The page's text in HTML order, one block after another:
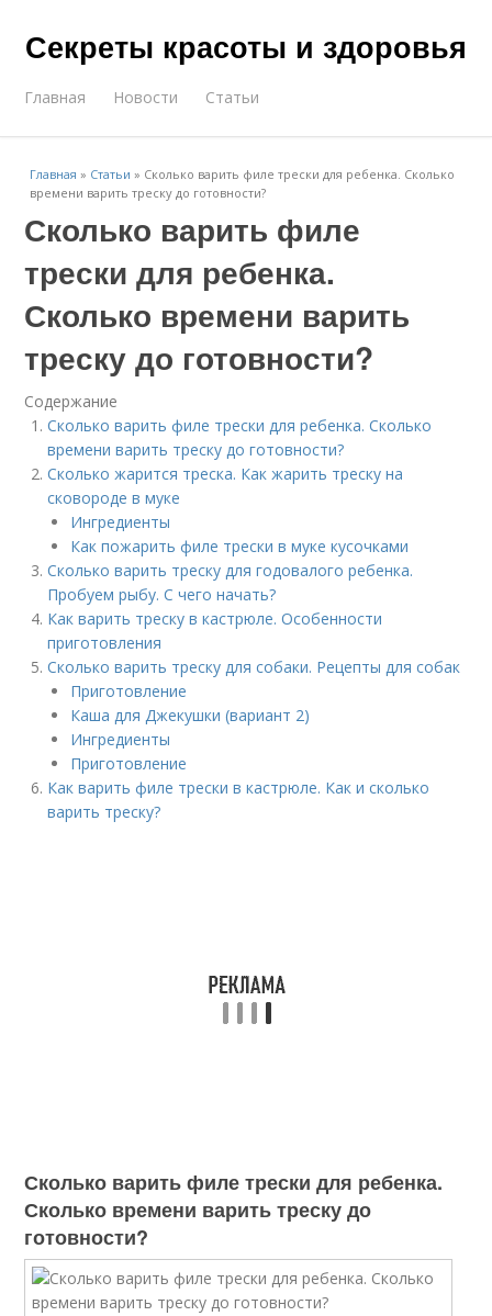
Секреты красоты и здоровья
Главная Новости Статьи
Главная » Статьи » Сколько варить филе трески для ребенка. Сколько
времени варить треску до готовности?
Сколько варить филе
трески для ребенка.
Сколько времени варить
треску до готовности?
Содержание
Сколько варить филе трески для ребенка. Сколько
времени варить треску до готовности?
Сколько жарится треска. Как жарить треску на
сковороде в муке
Ингредиенты
Как пожарить филе трески в муке кусочками
Сколько варить треску для годовалого ребенка.
Пробуем рыбу. С чего начать?
Как варить треску в кастрюле. Особенности
приготовления
Сколько варить треску для собаки. Рецепты для собак
Приготовление
Каша для Джекушки (вариант 2)
Ингредиенты
Приготовление
Как варить филе трески в кастрюле. Как и сколько
варить треску?
Сколько варить филе трески для ребенка.
Сколько времени варить треску до
готовности?